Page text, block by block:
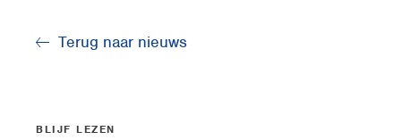
Terug naar nieuws
BLIJF LEZEN